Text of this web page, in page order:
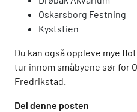
Del denne posten
Oskarsborg Festning
Kyststien
Du kan også oppleve mye
tur innom småbyene sør for
Fredrikstad.